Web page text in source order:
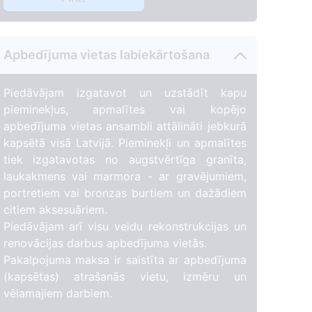
Apbedījuma vietas labiekārtošana
Piedāvājam izgatavot un uzstādīt kapu
pieminekļus, apmalītes vai kopējo
apbedījuma vietas ansambli attālināti jebkurā
kapsētā visā Latvijā. Pieminekļi un apmalītes
tiek izgatavotas no augstvērtīga granīta,
laukakmens vai marmora - ar gravējumiem,
portretiem vai bronzas burtiem un dažādiem
citiem aksesuāriem.
Piedāvājam arī visu veidu rekonstrukcijas un
renovācijas darbus apbedījuma vietās.
Pakalpojuma maksa ir saistīta ar apbedījuma
(kapsētas) atrašanās vietu, izmēru un
vēlamajiem darbiem.